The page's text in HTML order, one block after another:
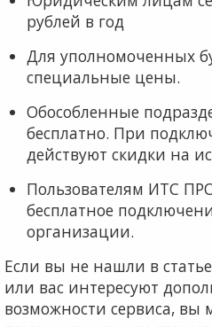
рублей в год
Для уполномоченных
специальные цены.
Обособленные
бесплатно. При
действуют скидки на
Пользователям ИТС
бесплатное
организации.
Если вы не нашли в
или вас интересуют
возможности сервиса, вы